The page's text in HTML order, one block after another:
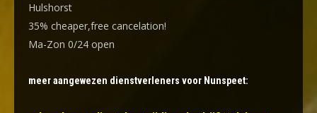
Hulshorst
35% cheaper,free cancelation!
Ma-Zon 0/24 open
meer aangewezen dienstverleners voor Nunspeet: